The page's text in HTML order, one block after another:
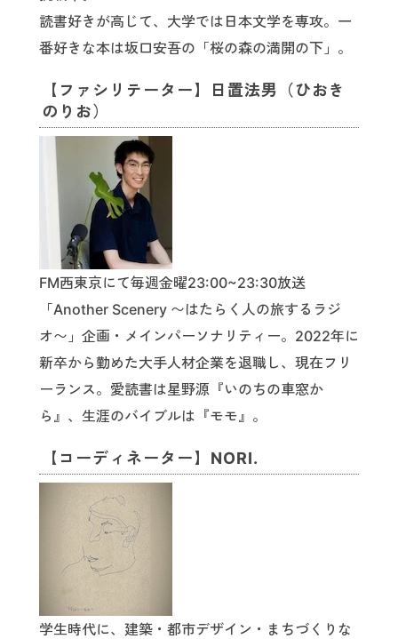
読書好きが高じて、大学では日本文学を専攻。一
番好きな本は坂口安吾の「桜の森の満開の下」。
【ファシリテーター】日置法男（ひおき
のりお）
FM西東京にて毎週金曜23:00~23:30放送
「Another Scenery 〜はたらく人の旅するラジ
オ〜」企画・メインパーソナリティー。2022年に
新卒から勤めた大手人材企業を退職し、現在フリ
ーランス。愛読書は星野源『いのちの車窓か
ら』、生涯のバイブルは『モモ』。
【コーディネーター】NORI.
学生時代に、建築・都市デザイン・まちづくりな